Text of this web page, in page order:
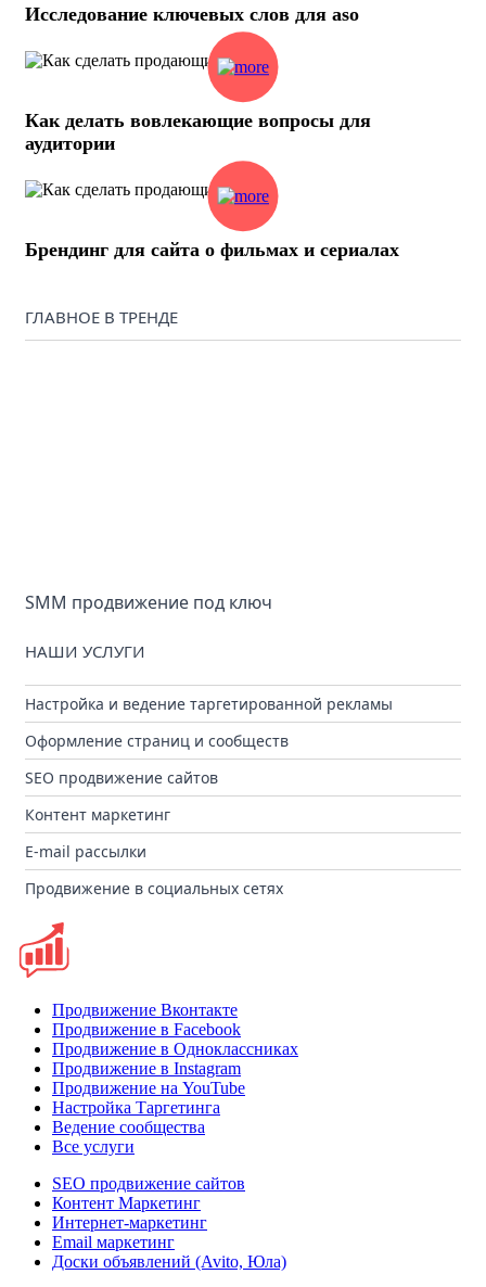
Исследование ключевых слов для aso
Как делать вовлекающие вопросы для
аудитории
Брендинг для сайта о фильмах и сериалах
ГЛАВНОЕ В ТРЕНДЕ
SMM продвижение под ключ
НАШИ УСЛУГИ
Настройка и ведение таргетированной рекламы
Оформление страниц и сообществ
SEO продвижение сайтов
Контент маркетинг
E-mail рассылки
Продвижение в социальных сетях
Продвижение Вконтакте
Продвижение в Facebook
Продвижение в Одноклассниках
Продвижение в Instagram
Продвижение на YouTube
Настройка Таргетинга
Ведение сообщества
Все услуги
SEO продвижение сайтов
Контент Маркетинг
Интернет-маркетинг
Email маркетинг
Доски объявлений (Avito, Юла)